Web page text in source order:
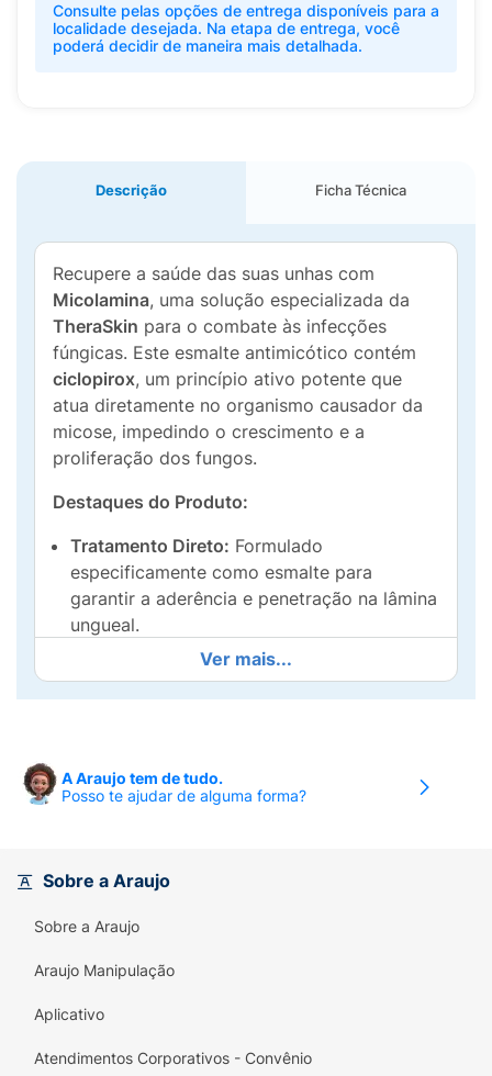
Consulte pelas opções de entrega disponíveis para a
localidade desejada. Na etapa de entrega, você
poderá decidir de maneira mais detalhada.
Descrição Ficha Técnica
Recupere a saúde das suas unhas com
Micolamina, uma solução especializada da
TheraSkin para o combate às infecções
fúngicas. Este esmalte antimicótico contém
ciclopirox, um princípio ativo potente que
atua diretamente no organismo causador da
micose, impedindo o crescimento e a
proliferação dos fungos.
Destaques do Produto:
Tratamento Direto: Formulado
especificamente como esmalte para
garantir a aderência e penetração na lâmina
ungueal.
A embalagem contém 1
frasco de 3g e acompanha12 lixas
maior eficácia do tratamento.
Qualidade TheraSkin:
farmacêutica focada na saúde da pele e
anexos.
Modo de Uso Sugerido:
superfície da unha afetada antes da primeira
queratina e facilitar a absorção do
Ver mais...
A Araujo tem de tudo.
Posso te ajudar de alguma forma?
Sobre a Araujo
Sobre a Araujo
Araujo Manipulação
Aplicativo
Atendimentos Corporativos - Convênio